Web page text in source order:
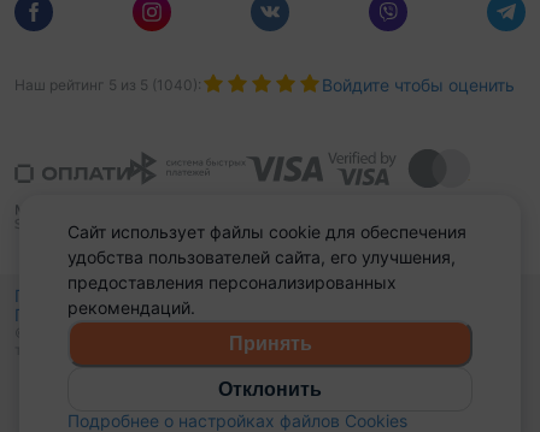
Наш рейтинг 5 из 5 1040): Войдите чтобы оценить
Политика конфиденциальности,
Политика обработки файлов куки
© 2015 - 2026, Domovita.by. Копирование материалов допускается
только при наличии активной ссылки.
Сайт использует файлы cookie для обеспечения
удобства пользователей сайта, его улучшения,
предоставления персонализированных
рекомендаций.
Принять
Отклонить
Подробнее о настройках файлов Cookies